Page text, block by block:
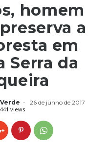
homem
a
em
Serra da
-
26 de junho de 2017
views